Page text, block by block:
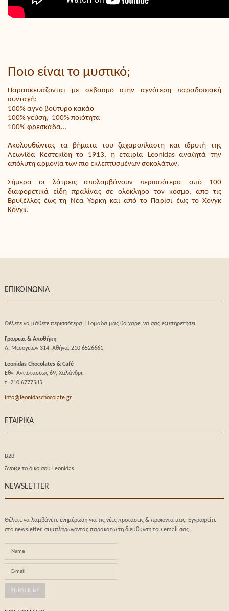
Ποιο είναι το μυστικό;
Παρασκευάζονται με σεβασμό στην αγνότερη παραδοσιακή
συνταγή:
100% αγνό βούτυρο κακάο
100% γεύση, 100% ποιότητα
100% φρεσκάδα…
Ακολουθώντας τα βήματα του ζαχαροπλάστη και ιδρυτή της
Λεωνίδα Κεστεκίδη το 1913, η εταιρία Leonidas αναζητά την
απόλυτη αρμονία των πιο εκλεπτυσμένων σοκολάτων.
Σήμερα οι λάτρεις απολαμβάνουν περισσότερα από 100
διαφορετικά είδη πραλίνας σε ολόκληρο τον κόσμο, από τις
Βρυξέλλες έως τη Νέα Υόρκη και από το Παρίσι έως το Χονγκ
Κόνγκ.
ΕΠΙΚΟΙΝΩΝΙΑ
Θέλετε να μάθετε περισσότερα; Η ομάδα μας θα χαρεί να σας εξυπηρετήσει.
Γραφεία & Αποθήκη
Λ. Μεσογείων 314, Αθήνα, 210 6526661
Leonidas Chocolates & Café
Εθν. Αντιστάσεως 69, Χαλάνδρι,
τ. 210 6777585
info@leonidaschocolate.gr
ΕΤΑΙΡΙΚΑ
B2B
Άνοιξε το δικό σου Leonidas
NEWSLETTER
Θέλετε να λαμβάνετε ενημέρωση για τις νέες προτάσεις & προϊόντα μας; Eγγραφείτε
στο newsletter, συμπληρώνοντας παρακάτω τη διεύθυνση του email σας.